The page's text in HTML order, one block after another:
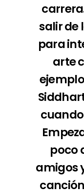
salir de
para
arte
poco
amigos
canción